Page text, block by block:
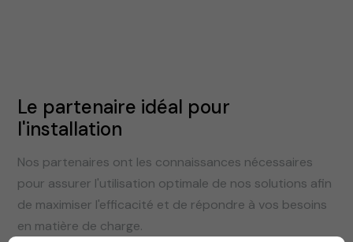
Le partenaire idéal pour
l'installation
Nos partenaires ont les connaissances nécessaires
pour assurer l'utilisation optimale de nos solutions afin
de maximiser l'efficacité et de répondre à vos besoins
en matière de charge.